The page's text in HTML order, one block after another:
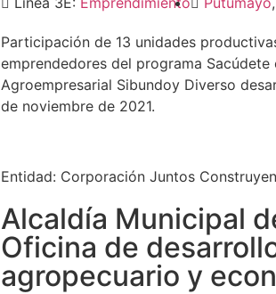
Participación de 13 unidades
emprendedores del programa Sacúdete
Agroempresarial Sibundoy Diverso
de noviembre de 2021.
Entidad: Corporación Juntos
Alcaldía Municipal
Oficina de
agropecuario y